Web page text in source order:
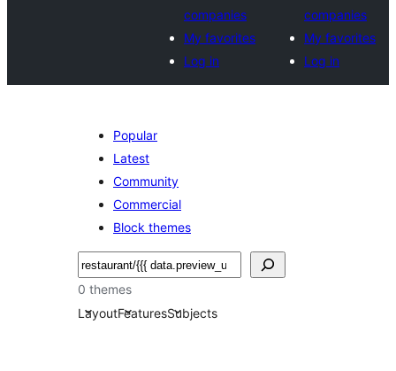
companies
My favorites
Log in
companies
My favorites
Log in
Popular
Latest
Community
Commercial
Block themes
Търсене
0 themes
LayoutFeaturesSubjects